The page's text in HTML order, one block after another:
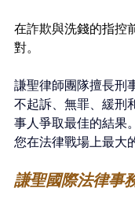
在詐欺與洗錢的指控
對。
謙聖律師團隊擅長刑
不起訴、無罪、緩刑
事人爭取最佳的結果
您在法律戰場上最大
謙聖國際法律事